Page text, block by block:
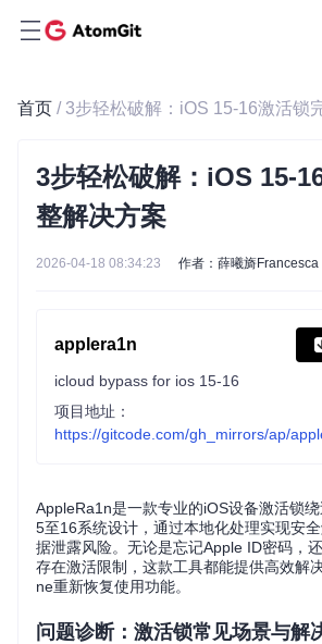
首页 / 3步轻松破解：iOS 15-16激活锁
3步轻松破解：iOS 15-
整解决方案
2026-04-18 08:34:23 作者：薛曦旖Francesca
applera1n
icloud bypass for ios 15-16
项目地址：
https://gitcode.com/gh_mirrors/ap/
AppleRa1n是一款专业的iOS设备激活锁
5至16系统设计，通过本地化处理实现安
据泄露风险。无论是忘记Apple ID密码，
存在激活限制，这款工具都能提供高效解
ne重新恢复使用功能。
问题诊断：激活锁常见场景与解